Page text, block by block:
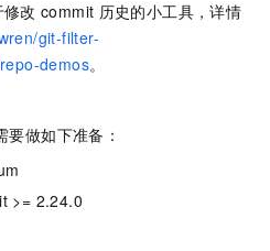
改 commit 历史的小工具，详情
git-filter-
demos。
要做如下准备：
>= 2.24.0